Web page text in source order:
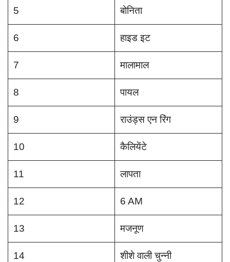
5 बोनिता
6 हाइड इट
7 मालामाल
8 पायल
9 राउंड्स एन रिंग
10 कैलियेंटे
11 लापता
12 6 AM
13 मजनूण
14 शीशे वाली चुन्नी